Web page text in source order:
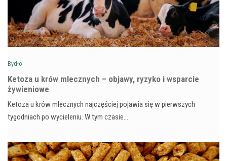
Bydło
Ketoza u krów mlecznych – objawy, ryzyko i wsparcie
żywieniowe
Ketoza u krów mlecznych najczęściej pojawia się w pierwszych
tygodniach po wycieleniu. W tym czasie…